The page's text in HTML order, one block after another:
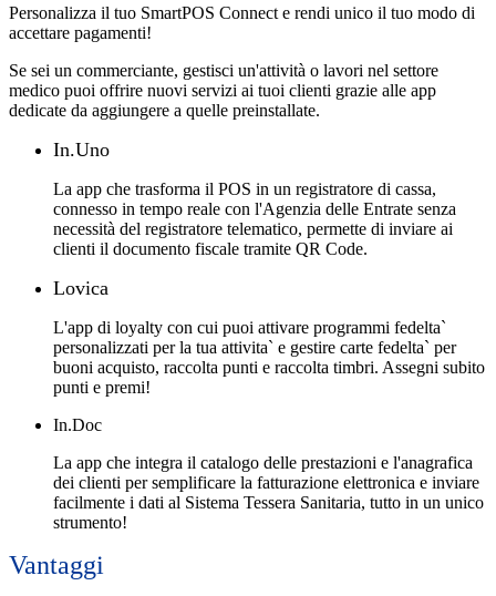
Personalizza il tuo SmartPOS Connect e rendi unico il tuo modo di
accettare pagamenti!
Se sei un commerciante, gestisci un'attività o lavori nel settore
medico puoi offrire nuovi servizi ai tuoi clienti grazie alle app
dedicate da aggiungere a quelle preinstallate.
In.Uno
La app che trasforma il POS in un registratore di cassa,
connesso in tempo reale con l'Agenzia delle Entrate senza
necessità del registratore telematico, permette di inviare ai
clienti il documento fiscale tramite QR Code.
Lovica
L'app di loyalty con cui puoi attivare programmi fedelta`
personalizzati per la tua attivita` e gestire carte fedelta` per
buoni acquisto, raccolta punti e raccolta timbri. Assegni subito
punti e premi!
In.Doc
La app che integra il catalogo delle prestazioni e l'anagrafica
dei clienti per semplificare la fatturazione elettronica e inviare
facilmente i dati al Sistema Tessera Sanitaria, tutto in un unico
strumento!
Vantaggi